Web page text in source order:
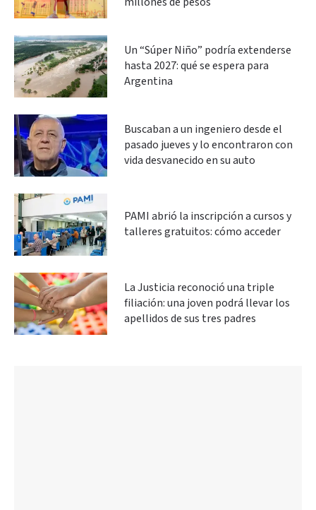
Un “Súper Niño” podría extenderse
hasta 2027: qué se espera para
Argentina
Buscaban a un ingeniero desde el
pasado jueves y lo encontraron con
vida desvanecido en su auto
PAMI abrió la inscripción a cursos y
talleres gratuitos: cómo acceder
La Justicia reconoció una triple
filiación: una joven podrá llevar los
apellidos de sus tres padres